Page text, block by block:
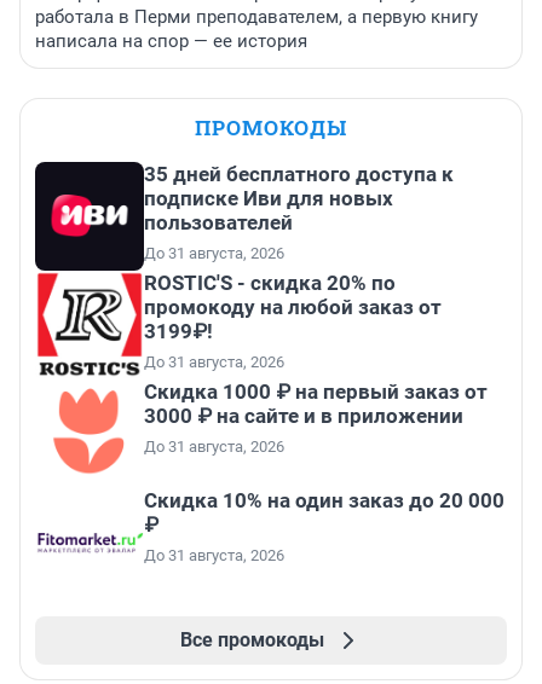
работала в Перми преподавателем, а первую книгу
написала на спор — ее история
ПРОМОКОДЫ
35 дней бесплатного доступа к
подписке Иви для новых
пользователей
До 31 августа, 2026
ROSTIC'S - скидка 20% по
промокоду на любой заказ от
3199₽!
До 31 августа, 2026
Скидка 1000 ₽ на первый заказ от
3000 ₽ на сайте и в приложении
До 31 августа, 2026
Скидка 10% на один заказ до 20 000
₽
До 31 августа, 2026
Все промокоды